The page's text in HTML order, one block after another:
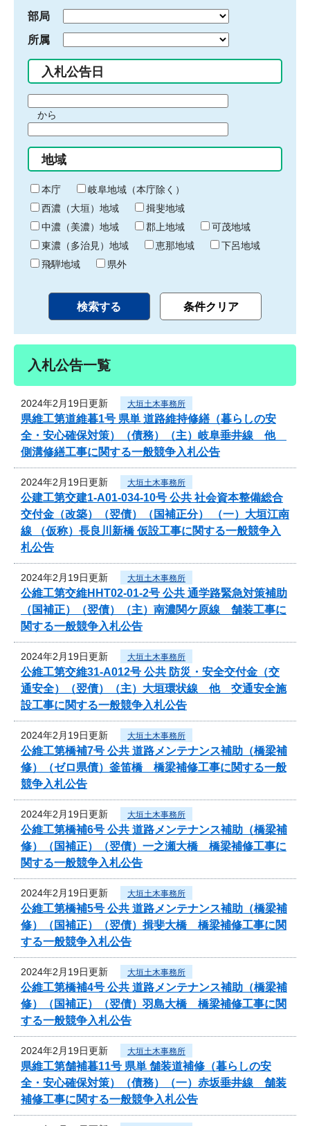
部局
所属
入札公告日
間
始
り
から
間
終
わ
り
地域
本庁
岐阜地域（本庁除く）
西濃（大垣）地域
揖斐地域
中濃（美濃）地域
郡上地域
可茂地域
東濃（多治見）地域
恵那地域
下呂地域
飛騨地域
県外
入札公告一覧
2024年2月19日更新 大垣土木事務所
県維工第道維暮1号 県単 道路維持修繕（暮らしの安
全・安心確保対策）（債務）（主）岐阜垂井線 他
側溝修繕工事に関する一般競争入札公告
2024年2月19日更新 大垣土木事務所
公建工第交建1-A01-034-10号 公共 社会資本整備総合
交付金（改築）（翌債）（国補正分） （一）大垣江南
線 （仮称）長良川新橋 仮設工事に関する一般競争入
札公告
2024年2月19日更新 大垣土木事務所
公維工第交維HHT02-01-2号 公共 通学路緊急対策補助
（国補正）（翌債）（主）南濃関ケ原線 舗装工事に
関する一般競争入札公告
2024年2月19日更新 大垣土木事務所
公維工第交維31-A012号 公共 防災・安全交付金（交
通安全）（翌債）（主）大垣環状線 他 交通安全施
設工事に関する一般競争入札公告
2024年2月19日更新 大垣土木事務所
公維工第橋補7号 公共 道路メンテナンス補助（橋梁補
修）（ゼロ県債）釜笛橋 橋梁補修工事に関する一般
競争入札公告
2024年2月19日更新 大垣土木事務所
公維工第橋補6号 公共 道路メンテナンス補助（橋梁補
修）（国補正）（翌債）一之瀬大橋 橋梁補修工事に
関する一般競争入札公告
2024年2月19日更新 大垣土木事務所
公維工第橋補5号 公共 道路メンテナンス補助（橋梁補
修）（国補正）（翌債）揖斐大橋 橋梁補修工事に関
する一般競争入札公告
2024年2月19日更新 大垣土木事務所
公維工第橋補4号 公共 道路メンテナンス補助（橋梁補
修）（国補正）（翌債）羽島大橋 橋梁補修工事に関
する一般競争入札公告
2024年2月19日更新 大垣土木事務所
県維工第舗補暮11号 県単 舗装道補修（暮らしの安
全・安心確保対策）（債務）（一）赤坂垂井線 舗装
補修工事に関する一般競争入札公告